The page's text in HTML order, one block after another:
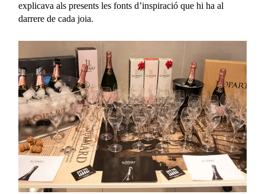
explicava als presents les fonts d’inspiració que hi ha al
darrere de cada joia.